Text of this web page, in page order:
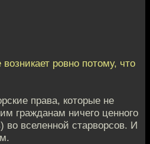
ровно потому, что
права, которые не
гражданам ничего ценного
во вселенной старворсов. И